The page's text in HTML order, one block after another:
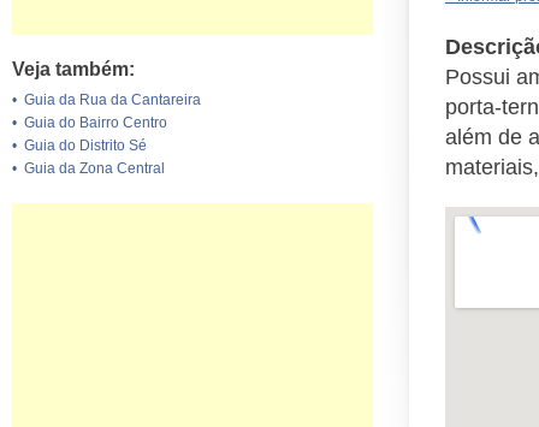
Veja também:
• Guia da Rua da Cantareira
• Guia do Bairro Centro
• Guia do Distrito Sé
• Guia da Zona Central
Possui
porta-
além de